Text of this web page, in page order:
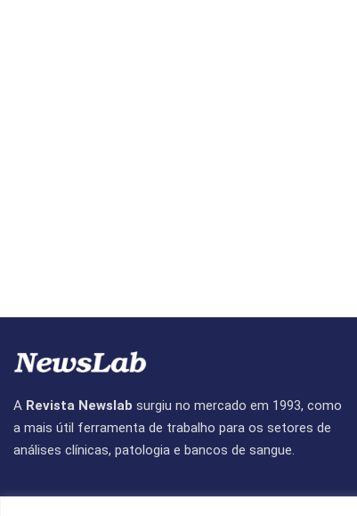
A Revista Newslab surgiu no mercado em 1993, como
a mais útil ferramenta de trabalho para os setores de
análises clínicas, patologia e bancos de sangue.